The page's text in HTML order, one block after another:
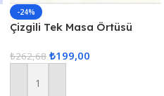
-24%
Çizgili Tek Masa Örtüsü
₺262,68 ₺199,00
Sepete Ekle